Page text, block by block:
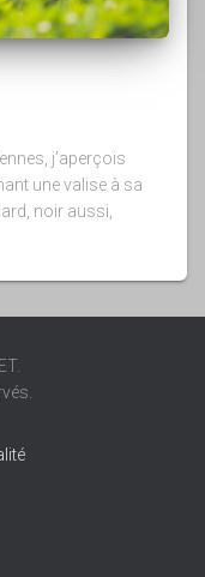
j’aperçois
une valise à sa
noir aussi,